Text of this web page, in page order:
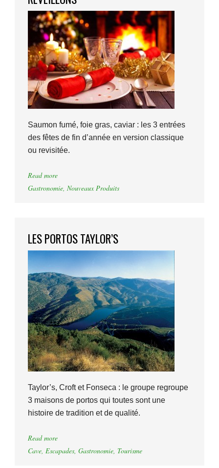
Saumon fumé, foie gras, caviar : les 3 entrées
des fêtes de fin d’année en version classique
ou revisitée.
Read more
Gastronomie, Nouveaux Produits
LES PORTOS TAYLOR’S
Taylor’s, Croft et Fonseca : le groupe regroupe
3 maisons de portos qui toutes sont une
histoire de tradition et de qualité.
Read more
Cave, Escapades, Gastronomie, Tourisme